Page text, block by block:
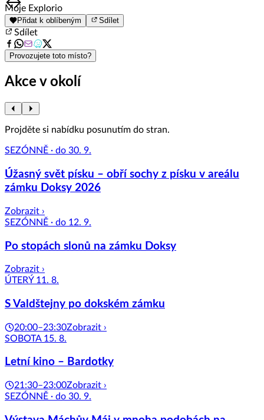
Item
1
of
8
Moje Explorio
Přidat k oblíbeným Sdílet
Sdílet
Provozujete toto místo?
Akce v okolí
Projděte si nabídku posunutím do stran.
SEZÓNNĚ · do 30. 9.
Úžasný svět písku – obří sochy z písku v areálu
zámku Doksy 2026
Zobrazit ›
SEZÓNNĚ · do 12. 9.
Po stopách slonů na zámku Doksy
Zobrazit ›
ÚTERÝ 11. 8.
S Valdštejny po dokském zámku
20:00–23:30Zobrazit ›
SOBOTA 15. 8.
Letní kino – Bardotky
21:30–23:00Zobrazit ›
SEZÓNNĚ · do 30. 9.